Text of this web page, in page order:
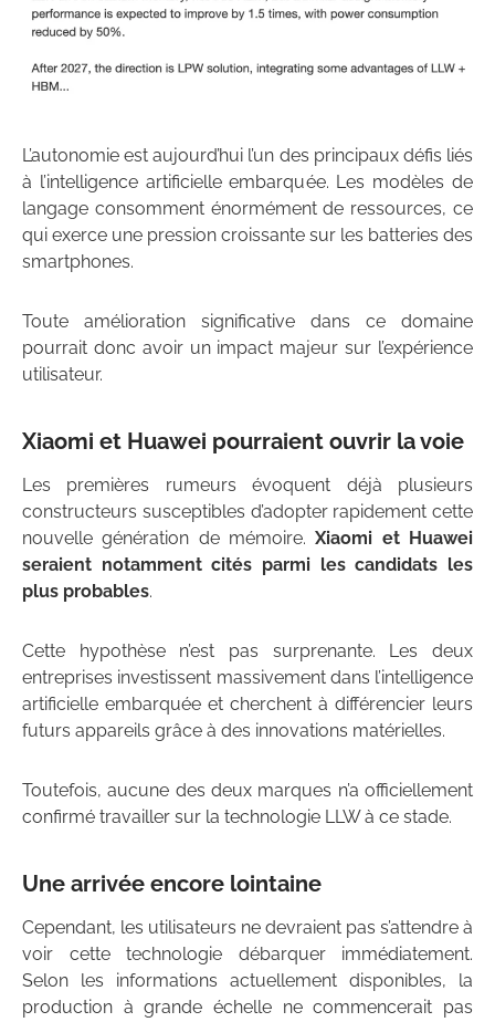
L’autonomie est aujourd’hui l’un des principaux défis liés
à l’intelligence artificielle embarquée. Les modèles de
langage consomment énormément de ressources, ce
qui exerce une pression croissante sur les batteries des
smartphones.
Toute amélioration significative dans ce domaine
pourrait donc avoir un impact majeur sur l’expérience
utilisateur.
Xiaomi et Huawei pourraient ouvrir la voie
Les premières rumeurs évoquent déjà plusieurs
constructeurs susceptibles d’adopter rapidement cette
nouvelle génération de mémoire.Xiaomi et Huawei
seraient notamment cités parmi les candidats les
plus probables.
Cette hypothèse n’est pas surprenante. Les deux
entreprises investissent massivement dans l’intelligence
artificielle embarquée et cherchent à différencier leurs
futurs appareils grâce à des innovations matérielles.
Toutefois, aucune des deux marques n’a officiellement
confirmé travailler sur la technologie LLW à ce stade.
Une arrivée encore lointaine
Cependant, les utilisateurs ne devraient pas s’attendre à
voir cette technologie débarquer immédiatement.
Selon les informations actuellement disponibles, la
production à grande échelle ne commencerait pas